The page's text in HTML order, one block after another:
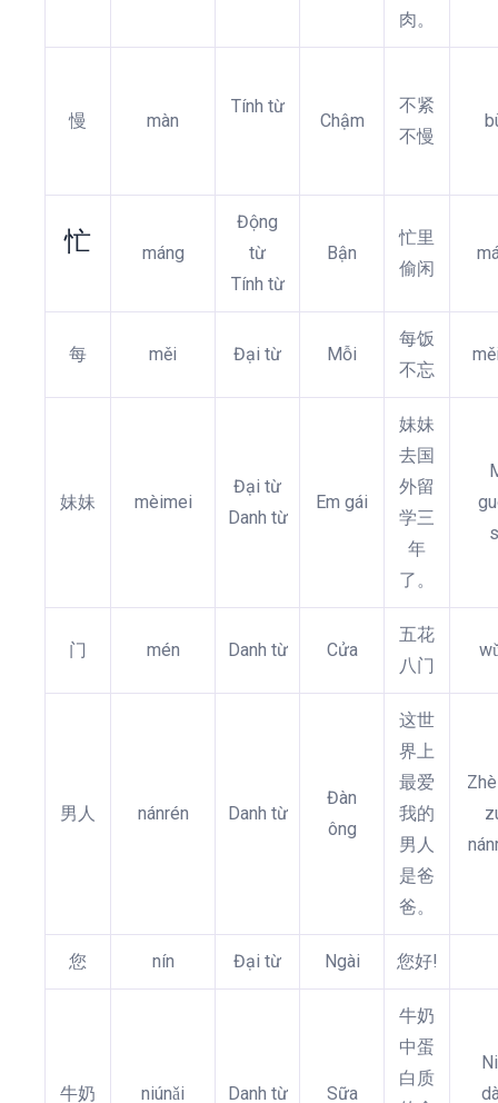
肉。
慢 màn
Tính từ
Chậm
不紧
不慢
忙 máng
Động
từ
Tính từ
Bận
忙里
偷闲
每 měi Đại từ Mỗi
每饭
不忘
妹妹 mèimei
Đại từ
Danh từ
Em gái
妹妹
去国
外留
学三
年
了。
门 mén Danh từ Cửa
五花
八门
男人 nánrén Danh từ
Đàn
ông
这世
界上
最爱
我的
男人
是爸
爸。
您 nín Đại từ Ngài 您好!
牛奶 niúnǎi Danh từ Sữa
牛奶
中蛋
白质